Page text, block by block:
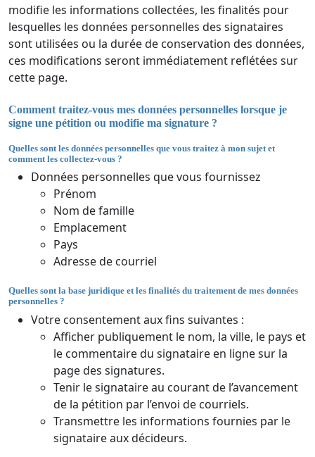
modifie les informations collectées, les finalités pour
lesquelles les données personnelles des signataires
sont utilisées ou la durée de conservation des données,
ces modifications seront immédiatement reflétées sur
cette page.
Comment traitez-vous mes données personnelles lorsque je
signe une pétition ou modifie ma signature ?
Quelles sont les données personnelles que vous traitez à mon sujet et
comment les collectez-vous ?
Données personnelles que vous fournissez
Prénom
Nom de famille
Emplacement
Pays
Adresse de courriel
Quelles sont la base juridique et les finalités du traitement de mes données
personnelles ?
Votre consentement aux fins suivantes :
Afficher publiquement le nom, la ville, le pays et
le commentaire du signataire en ligne sur la
page des signatures.
Tenir le signataire au courant de l’avancement
de la pétition par l’envoi de courriels.
Transmettre les informations fournies par le
signataire aux décideurs.